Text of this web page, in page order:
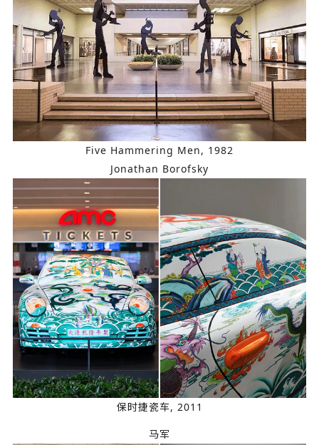
Five Hammering Men, 1982
Jonathan Borofsky
保时捷瓷车, 2011
马军